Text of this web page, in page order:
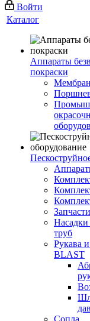
Войти
Каталог
Аппараты
покраски
Запчасти
труб
Рукава
BLAST
Сопла